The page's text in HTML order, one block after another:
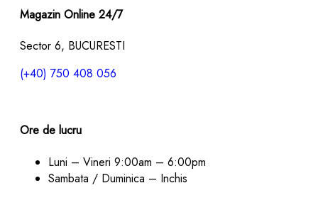
Magazin Online 24/7
Sector 6, BUCURESTI
(+40) 750 408 056
Ore de lucru
Luni – Vineri 9:00am – 6:00pm
Sambata / Duminica – Inchis